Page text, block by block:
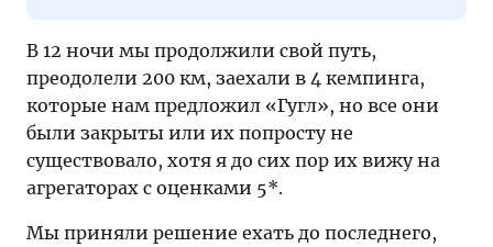
В 12 ночи мы продолжили свой путь,
преодолели 200 км, заехали в 4 кемпинга,
которые нам предложил «Гугл», но все они
были закрыты или их попросту не
существовало, хотя я до сих пор их вижу на
агрегаторах с оценками 5*.
Мы приняли решение ехать до последнего,